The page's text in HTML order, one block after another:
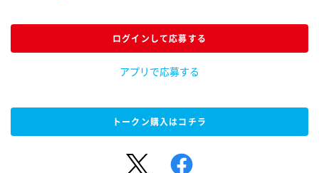
ログインして応募する
アプリで応募する
トークン購入はコチラ